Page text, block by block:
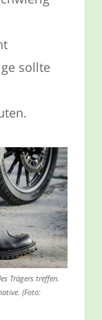
sollte
Trägers treffen.
(Foto: